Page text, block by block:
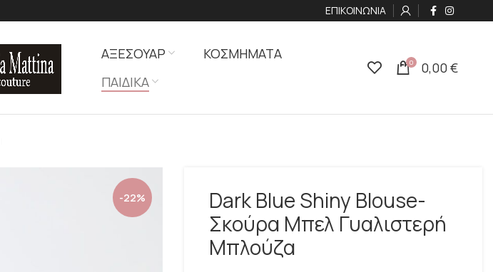
ΕΠΙΚΟΙΝΩΝΙΑ
ΑΞΕΣΟΥΑΡ
ΚΟΣΜΗΜΑΤΑ
ΠΑΙΔΙΚΑ
0 0,00€
-22%
Dark Blue Shiny Blouse-
Σκούρα Μπελ Γυαλιστερή
Μπλούζα